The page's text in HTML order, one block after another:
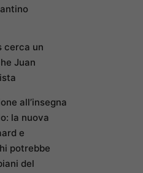
cerca un
Juan
all’insegna
la nuova
e
potrebbe
del